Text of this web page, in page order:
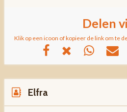
Delen
Klik op een icoon of kopieer de link om te
Elfra